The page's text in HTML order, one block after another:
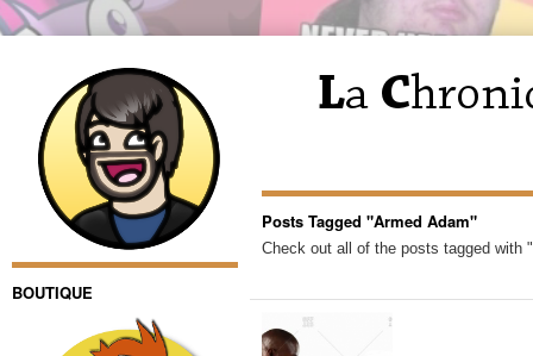
BOUTIQUE
Posts Tagged "Armed Adam"
Check out all of the posts tagged with